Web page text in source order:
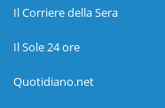
Il Corriere della Sera
Il Sole 24 ore
Quotidiano.net